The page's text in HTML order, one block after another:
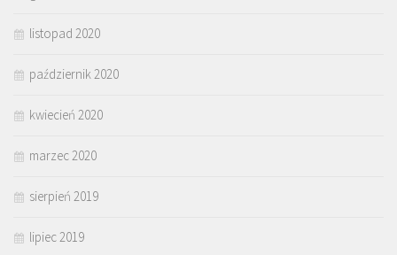
listopad 2020
październik 2020
kwiecień 2020
marzec 2020
sierpień 2019
lipiec 2019